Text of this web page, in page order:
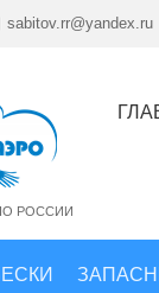
sabitov.rr@yandex.ru
РОССИИ